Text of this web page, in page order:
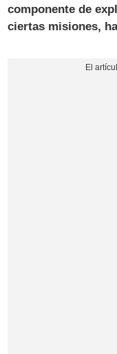
componente de
ciertas misiones,